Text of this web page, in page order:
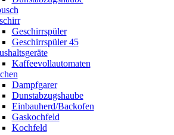
Geschirrspüler
Geschirrspüler 45
Kaffeevollautomaten
Dampfgarer
Dunstabzugshaube
Einbauherd/Backofen
Gaskochfeld
Kochfeld